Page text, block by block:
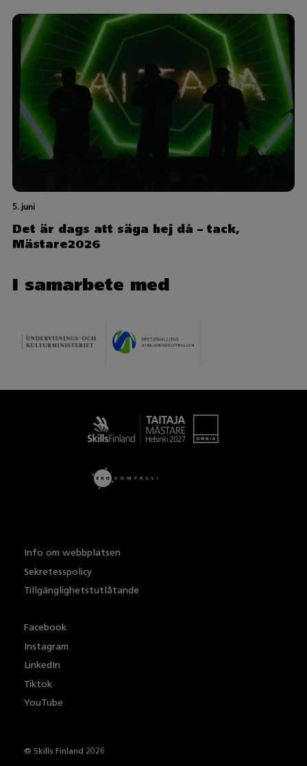
5. juni
Det är dags att säga hej då – tack,
Mästare2026
I samarbete med
Info om webbplatsen
Sekretesspolicy
Tillgänglighetstutlåtande
Facebook
Instagram
LinkedIn
Tiktok
YouTube
© Skills Finland 2026